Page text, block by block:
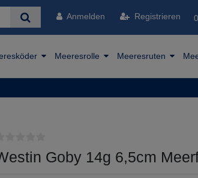
Anmelden Registrieren 0
Meeresrolle Meeresruten
Goby 14g 6,5cm